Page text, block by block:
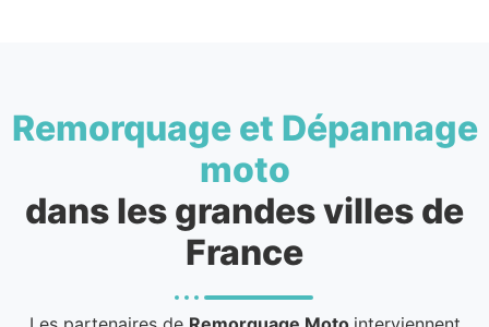
Remorquage et Dépannage
moto
dans les grandes villes de
France